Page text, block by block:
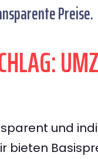
Preise.
und
bieten